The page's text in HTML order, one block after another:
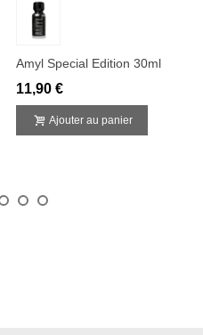
Amyl Special Edition 30ml
11,90 €
Ajouter au panier